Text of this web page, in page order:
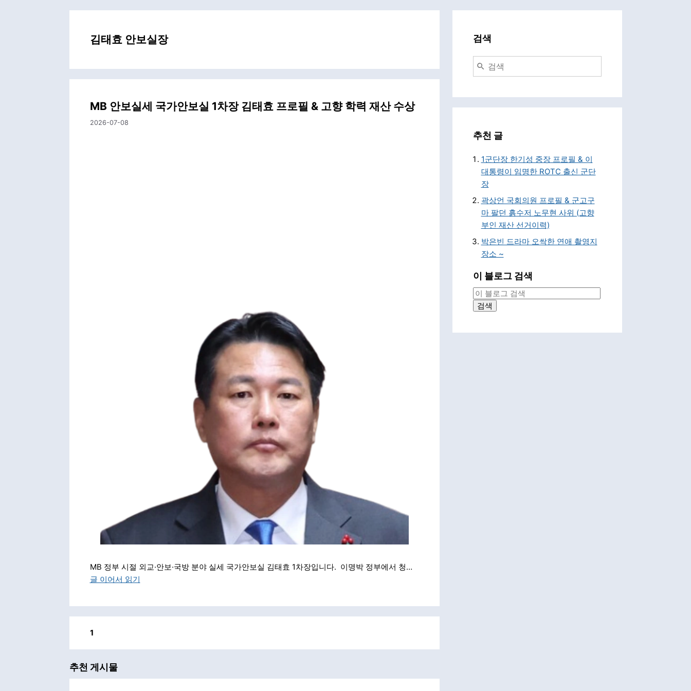
김태효 안보실장
MB 안보실세 국가안보실 1차장 김태효 프로필 & 고향 학력 재산 수상
2026-07-08
MB 정부 시절 외교·안보·국방 분야 실세 국가안보실 김태효 1차장입니다. 이명박 정부에서 청…
글 이어서 읽기
1
추천 게시물
검색
추천 글
1군단장 한기성 중장 프로필 & 이
대통령이 임명한 ROTC 출신 군단
장
곽상언 국회의원 프로필 & 군고구
마 팔던 흙수저 노무현 사위 (고향
부인 재산 선거이력)
박은빈 드라마 오싹한 연애 촬영지
장소 ~
이 블로그 검색